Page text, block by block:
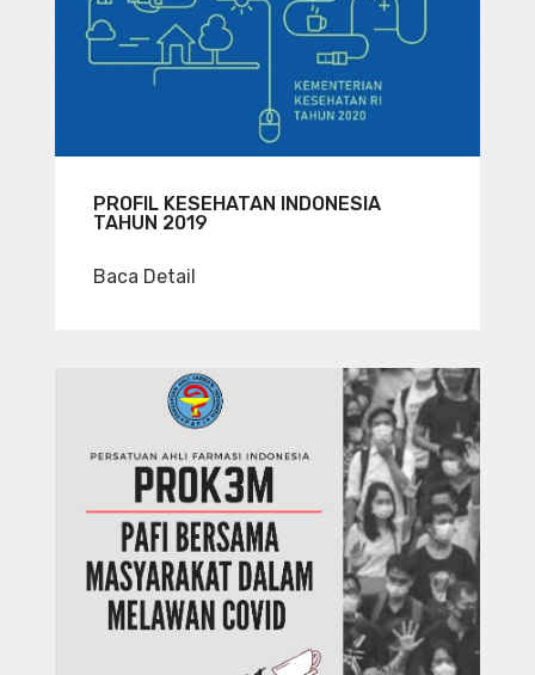
PROFIL KESEHATAN INDONESIA
TAHUN 2019
Baca Detail